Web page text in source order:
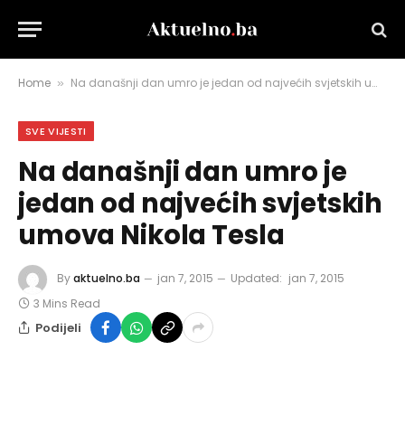
Home » Na današnji dan umro je jedan od najvećih svjetskih umova Nikola Tesla
SVE VIJESTI
Na današnji dan umro je
jedan od najvećih svjetskih
umova Nikola Tesla
Byaktuelno.ba jan 7, 2015 Updated: jan 7, 2015
3 Mins Read
Podijeli